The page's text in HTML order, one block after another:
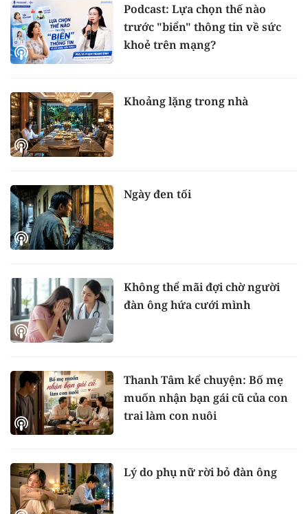
Podcast: Lựa chọn thế nào
trước "biển" thông tin về sức
khoẻ trên mạng?
Khoảng lặng trong nhà
Ngày đen tối
Không thể mãi đợi chờ người
đàn ông hứa cưới mình
Thanh Tâm kể chuyện: Bố mẹ
muốn nhận bạn gái cũ của con
trai làm con nuôi
Lý do phụ nữ rời bỏ đàn ông